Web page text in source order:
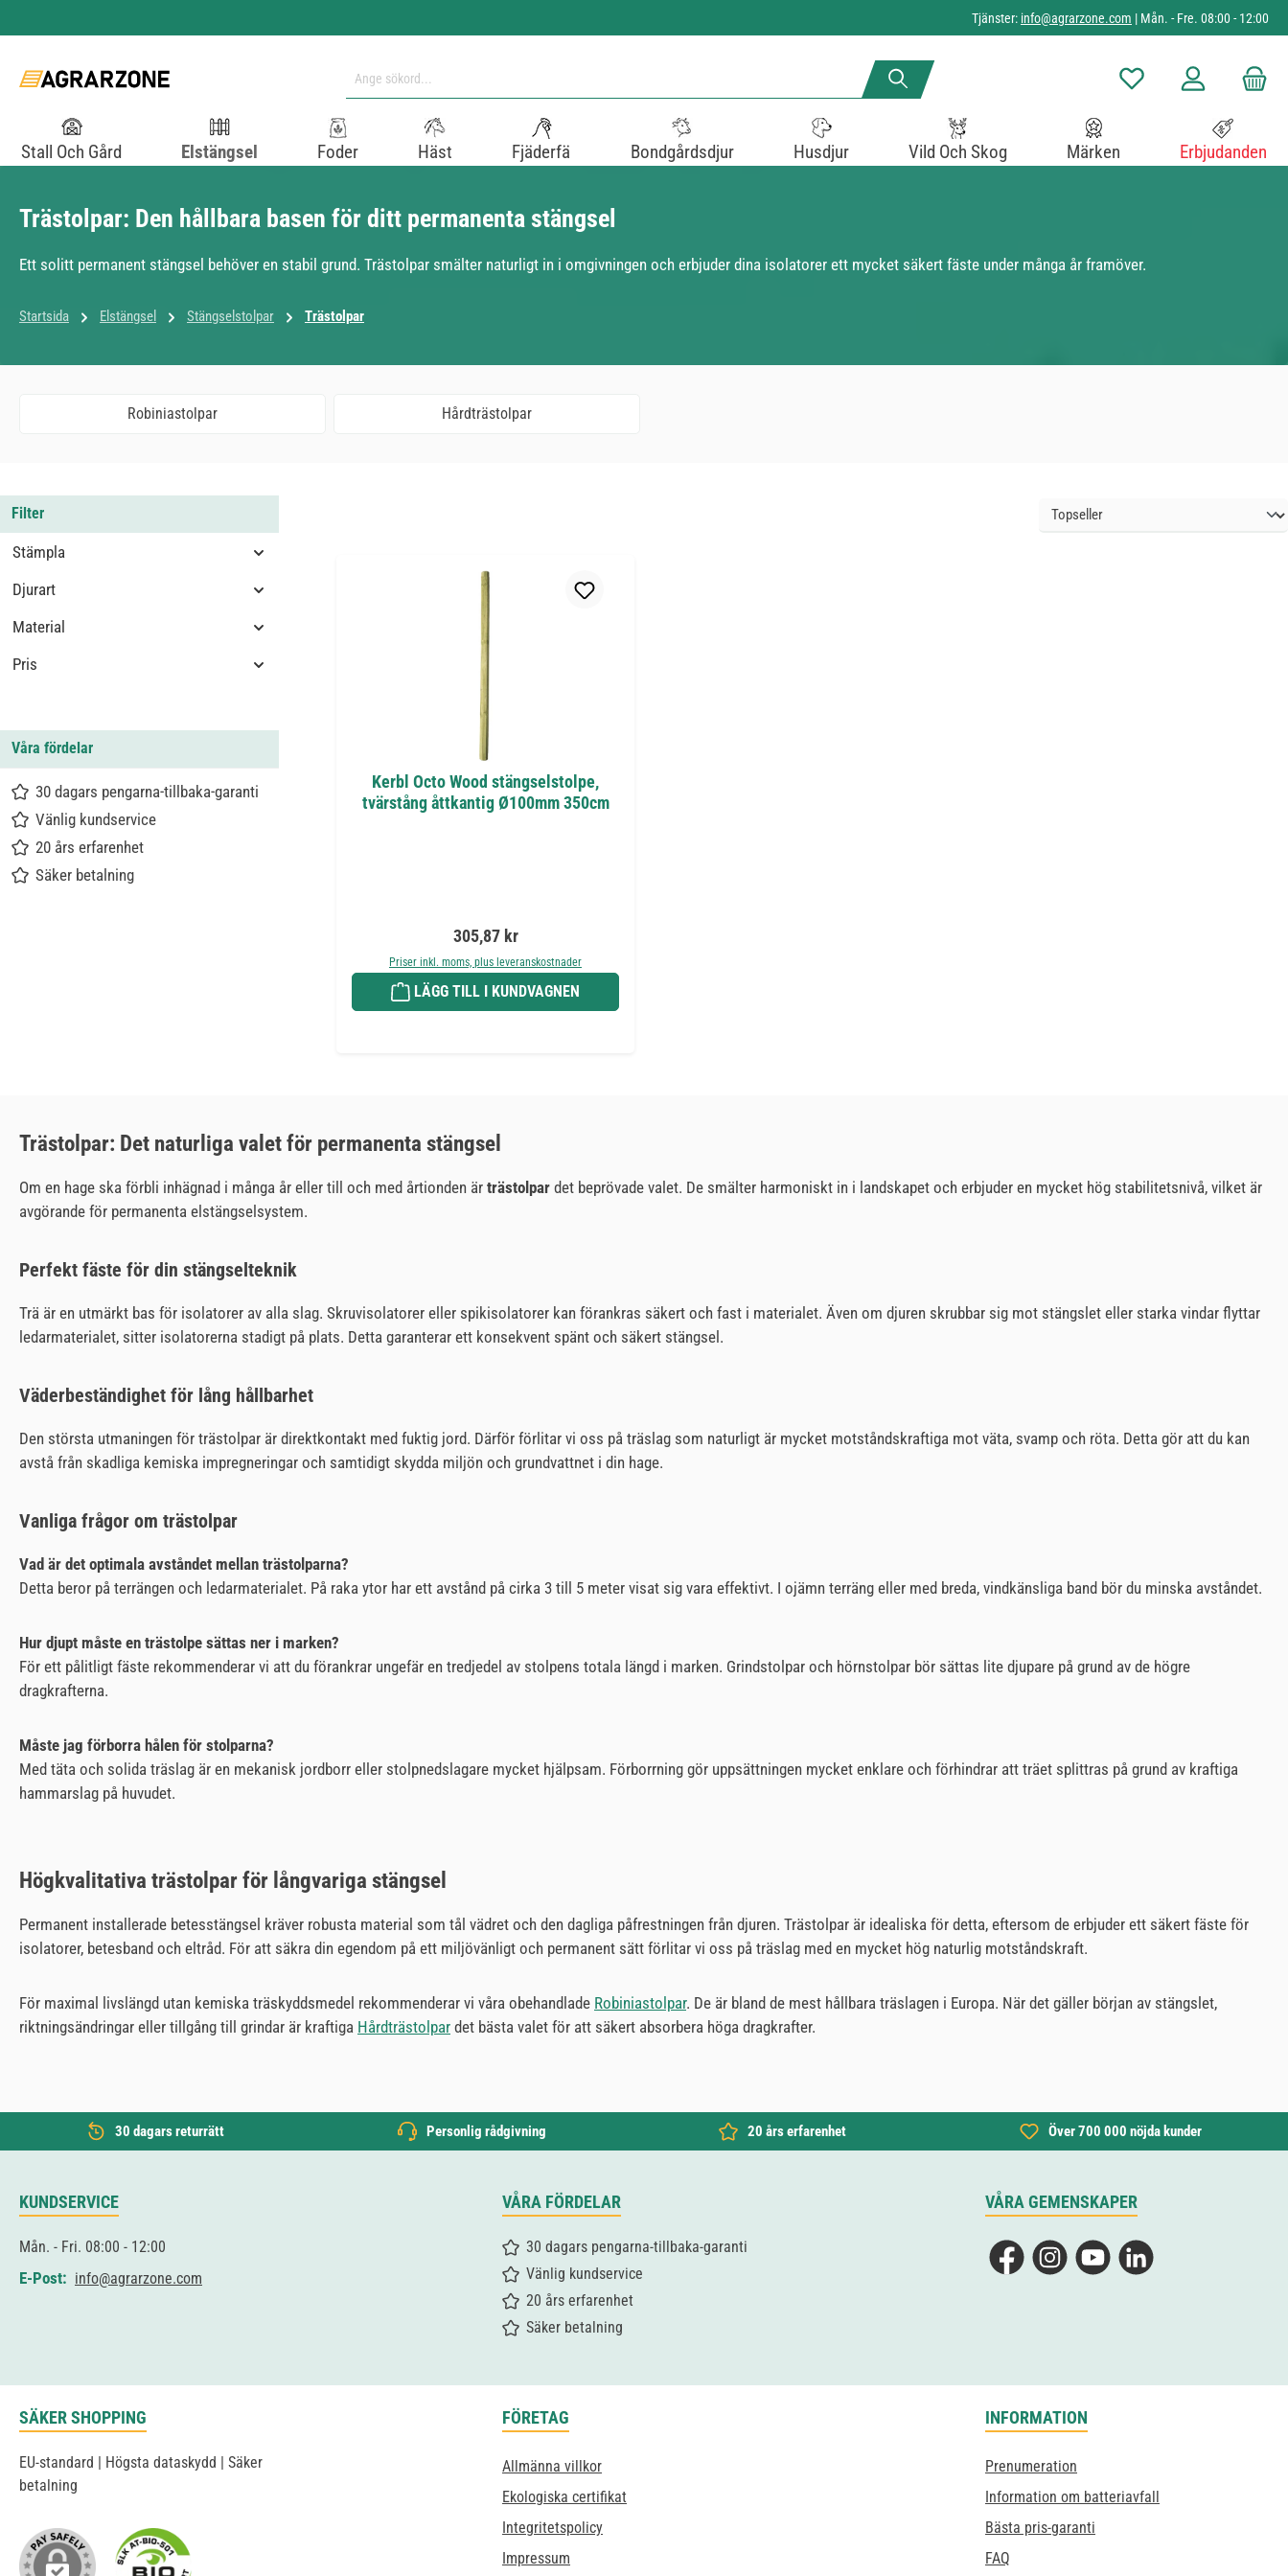
Tjänster: info@agrarzone.com | Mån. - Fre. 08:00 - 12:00
Du har 0 objekt i
Stall Och Gård Elstängsel Foder Häst Fjäderfä Bondgårdsdjur Husdjur Vild Och Skog Märken Erbjudanden
Trästolpar: Den hållbara basen för ditt permanenta stängsel
Ett solitt permanent stängsel behöver en stabil grund. Trästolpar smälter naturligt in i omgivningen och erbjuder dina isolatorer ett mycket säkert fäste under många år framöver.
Startsida Elstängsel Stängselstolpar Trästolpar
Robiniastolpar Hårdträstolpar
Filter
Stämpla
Djurart
Material
Pris
Våra fördelar
30 dagars pengarna-tillbaka-garanti
Vänlig kundservice
20 års erfarenhet
Säker betalning
Kerbl Octo Wood stängselstolpe,
tvärstång åttkantig Ø100mm 350cm
Ordinarie pris:
305,87 kr
Priser inkl. moms, plus leveranskostnader
LÄGG TILL I KUNDVAGNEN
Trästolpar: Det naturliga valet för permanenta stängsel
Om en hage ska förbli inhägnad i många år eller till och med årtionden är trästolpar det beprövade valet. De smälter harmoniskt in i landskapet och erbjuder en mycket hög stabilitetsnivå, vilket är
avgörande för permanenta elstängselsystem.
Perfekt fäste för din stängselteknik
Trä är en utmärkt bas för isolatorer av alla slag. Skruvisolatorer eller spikisolatorer kan förankras säkert och fast i materialet. Även om djuren skrubbar sig mot stängslet eller starka vindar flyttar
ledarmaterialet, sitter isolatorerna stadigt på plats. Detta garanterar ett konsekvent spänt och säkert stängsel.
Väderbeständighet för lång hållbarhet
Den största utmaningen för trästolpar är direktkontakt med fuktig jord. Därför förlitar vi oss på träslag som naturligt är mycket motståndskraftiga mot väta, svamp och röta. Detta gör att du kan
avstå från skadliga kemiska impregneringar och samtidigt skydda miljön och grundvattnet i din hage.
Vanliga frågor om trästolpar
Vad är det optimala avståndet mellan trästolparna?
Detta beror på terrängen och ledarmaterialet. På raka ytor har ett avstånd på cirka 3 till 5 meter visat sig vara effektivt. I ojämn terräng eller med breda, vindkänsliga band bör du minska avståndet.
Hur djupt måste en trästolpe sättas ner i marken?
För ett pålitligt fäste rekommenderar vi att du förankrar ungefär en tredjedel av stolpens totala längd i marken. Grindstolpar och hörnstolpar bör sättas lite djupare på grund av de högre
dragkrafterna.
Måste jag förborra hålen för stolparna?
Med täta och solida träslag är en mekanisk jordborr eller stolpnedslagare mycket hjälpsam. Förborrning gör uppsättningen mycket enklare och förhindrar att träet splittras på grund av kraftiga
hammarslag på huvudet.
Högkvalitativa trästolpar för långvariga stängsel
Permanent installerade betesstängsel kräver robusta material som tål vädret och den dagliga påfrestningen från djuren. Trästolpar är idealiska för detta, eftersom de erbjuder ett säkert fäste för
isolatorer, betesband och eltråd. För att säkra din egendom på ett miljövänligt och permanent sätt förlitar vi oss på träslag med en mycket hög naturlig motståndskraft.
För maximal livslängd utan kemiska träskyddsmedel rekommenderar vi våra obehandlade Robiniastolpar. De är bland de mest hållbara träslagen i Europa. När det gäller början av stängslet,
riktningsändringar eller tillgång till grindar är kraftiga Hårdträstolpar det bästa valet för att säkert absorbera höga dragkrafter.
30 dagars returrätt Personlig rådgivning 20 års erfarenhet Över 700 000 nöjda kunder
KUNDSERVICE
Mån. - Fri. 08:00 - 12:00
E-Post: info@agrarzone.com
VÅRA FÖRDELAR
30 dagars pengarna-tillbaka-garanti
Vänlig kundservice
20 års erfarenhet
Säker betalning
VÅRA GEMENSKAPER
FacebookInstagramYouTubeLinkedIn
SÄKER SHOPPING
EU-standard | Högsta dataskydd | Säker
betalning
FÖRETAG
Allmänna villkor
Ekologiska certifikat
Integritetspolicy
Impressum
INFORMATION
Prenumeration
Information om batteriavfall
Bästa pris-garanti
FAQ